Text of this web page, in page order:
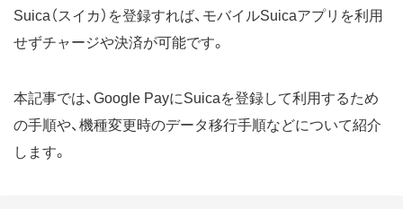
Suica（スイカ）を登録すれば、モバイルSuicaアプリを利用
せずチャージや決済が可能です。
本記事では、Google PayにSuicaを登録して利用するため
の手順や、機種変更時のデータ移行手順などについて紹介
します。